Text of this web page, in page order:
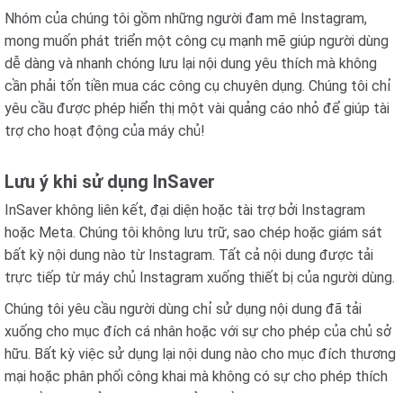
Nhóm của chúng tôi gồm những người đam mê Instagram,
mong muốn phát triển một công cụ mạnh mẽ giúp người dùng
dễ dàng và nhanh chóng lưu lại nội dung yêu thích mà không
cần phải tốn tiền mua các công cụ chuyên dụng. Chúng tôi chỉ
yêu cầu được phép hiển thị một vài quảng cáo nhỏ để giúp tài
trợ cho hoạt động của máy chủ!
Lưu ý khi sử dụng InSaver
InSaver không liên kết, đại diện hoặc tài trợ bởi Instagram
hoặc Meta. Chúng tôi không lưu trữ, sao chép hoặc giám sát
bất kỳ nội dung nào từ Instagram. Tất cả nội dung được tải
trực tiếp từ máy chủ Instagram xuống thiết bị của người dùng.
Chúng tôi yêu cầu người dùng chỉ sử dụng nội dung đã tải
xuống cho mục đích cá nhân hoặc với sự cho phép của chủ sở
hữu. Bất kỳ việc sử dụng lại nội dung nào cho mục đích thương
mại hoặc phân phối công khai mà không có sự cho phép thích